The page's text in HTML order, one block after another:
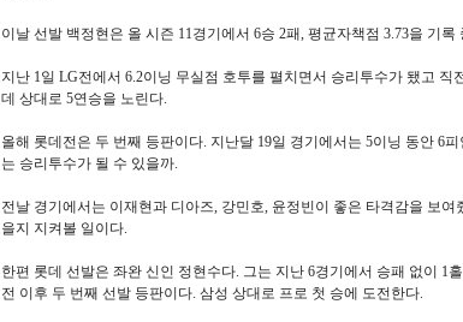
이날 선발 백정현은 올 시즌 11경기에서 6승 2패, 평균자책점 3.73을 기록
지난 1일 LG전에서 6.2이닝 무실점 호투를 펼치면서 승리투수가 됐고
데 상대로 5연승을 노린다.
올해 롯데전은 두 번째 등판이다. 지난달 19일 경기에서는 5이닝 동안 6
는 승리투수가 될 수 있을까.
전날 경기에서는 이재현과 디아즈, 강민호, 윤정빈이 좋은 타격감을 보
을지 지켜볼 일이다.
한편 롯데 선발은 좌완 신인 정현수다. 그는 지난 6경기에서 승패 없이 1
전 이후 두 번째 선발 등판이다. 삼성 상대로 프로 첫 승에 도전한다.